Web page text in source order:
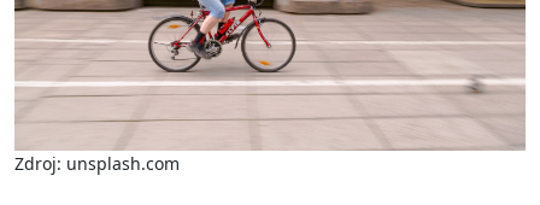
Zdroj: unsplash.com